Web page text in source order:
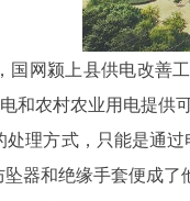
网颍上县供电改善
和农村农业用电提供可
理方式，只能是通
器和绝缘手套便成了